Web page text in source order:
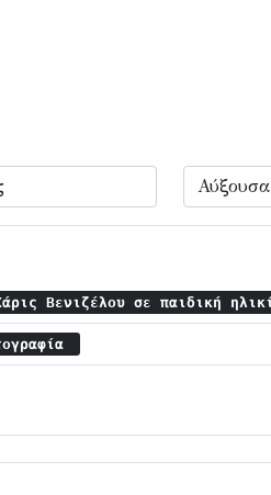
Βενιζέλου σε παιδική